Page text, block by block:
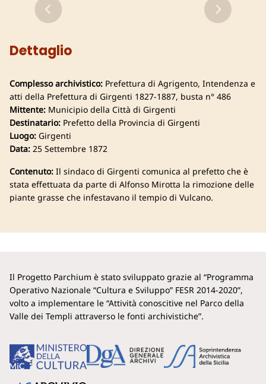
Dettaglio
Complesso archivistico: Prefettura di Agrigento, Intendenza e
atti della Prefettura di Girgenti 1827-1887, busta n° 486
Mittente: Municipio della Città di Girgenti
Destinatario: Prefetto della Provincia di Girgenti
Luogo: Girgenti
Data: 25 Settembre 1872
Contenuto: Il sindaco di Girgenti comunica al prefetto che è
stata effettuata da parte di Alfonso Mirotta la rimozione delle
piante grasse che infestavano il tempio di Vulcano.
Il Progetto Parchium è stato sviluppato grazie al “Programma
Operativo Nazionale “Cultura e Sviluppo” FESR 2014-2020”,
volto a implementare le “Attività conoscitive nel Parco della
Valle dei Templi attraverso le fonti archivistiche”.